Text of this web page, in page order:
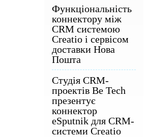
Функціональність
коннектору між
CRM системою
Creatio і сервісом
доставки Нова
Пошта
Студія CRM-
проектів Be Tech
презентує
коннектор
eSputnik для CRM-
системи Creatio